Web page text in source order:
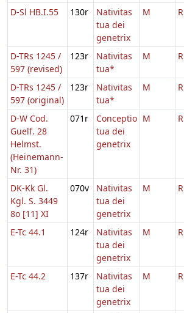
D-Sl HB.I.55 130r
Nativitas
tua dei
genetrix
M R
D-TRs 1245 /
597 (revised)
123r
Nativitas
tua*
M R
D-TRs 1245 /
597 (original)
123r
Nativitas
tua*
M R
D-W Cod.
Guelf. 28
Helmst.
(Heinemann-
Nr. 31)
071r
Conceptio
tua dei
genetrix
M R
DK-Kk Gl.
Kgl. S. 3449
8o [11] XI
070v
Nativitas
tua dei
genetrix
M R
E-Tc 44.1 124r
Nativitas
tua dei
genetrix
M R
E-Tc 44.2 137r
Nativitas
tua dei
genetrix
M R